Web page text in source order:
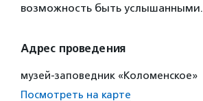
возможность быть услышанными.
Адрес проведения
музей-заповедник «Коломенское»
Посмотреть на карте